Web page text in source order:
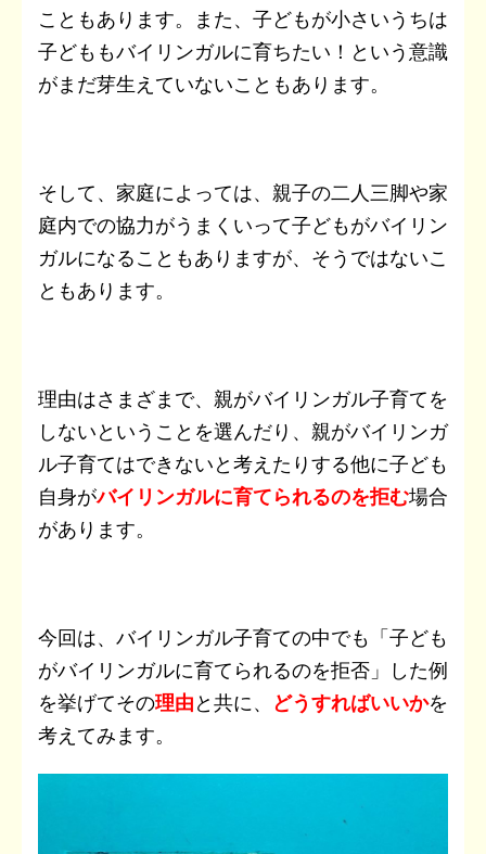
こともあります。また、子どもが小さいうちは
子どももバイリンガルに育ちたい！という意識
がまだ芽生えていないこともあります。
そして、家庭によっては、親子の二人三脚や家
庭内での協力がうまくいって子どもがバイリン
ガルになることもありますが、そうではないこ
ともあります。
理由はさまざまで、親がバイリンガル子育てを
しないということを選んだり、親がバイリンガ
ル子育てはできないと考えたりする他に子ども
自身がバイリンガルに育てられるのを拒む場合
があります。
今回は、バイリンガル子育ての中でも「子ども
がバイリンガルに育てられるのを拒否」した例
を挙げてその理由と共に、 どうすればいいかを
考えてみます。